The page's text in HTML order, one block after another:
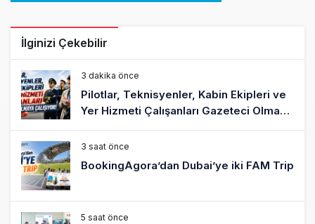
İlginizi Çekebilir
3 dakika önce
Pilotlar, Teknisyenler, Kabin Ekipleri ve
Yer Hizmeti Çalışanları Gazeteci Olmaya
Çalışıyor!
3 saat önce
BookingAgora’dan Dubai’ye iki FAM Trip
5 saat önce